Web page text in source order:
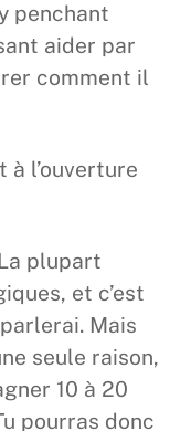
penchant
aider par
comment il
l’ouverture
plupart
et c’est
Mais
seule raison,
10 à 20
pourras donc